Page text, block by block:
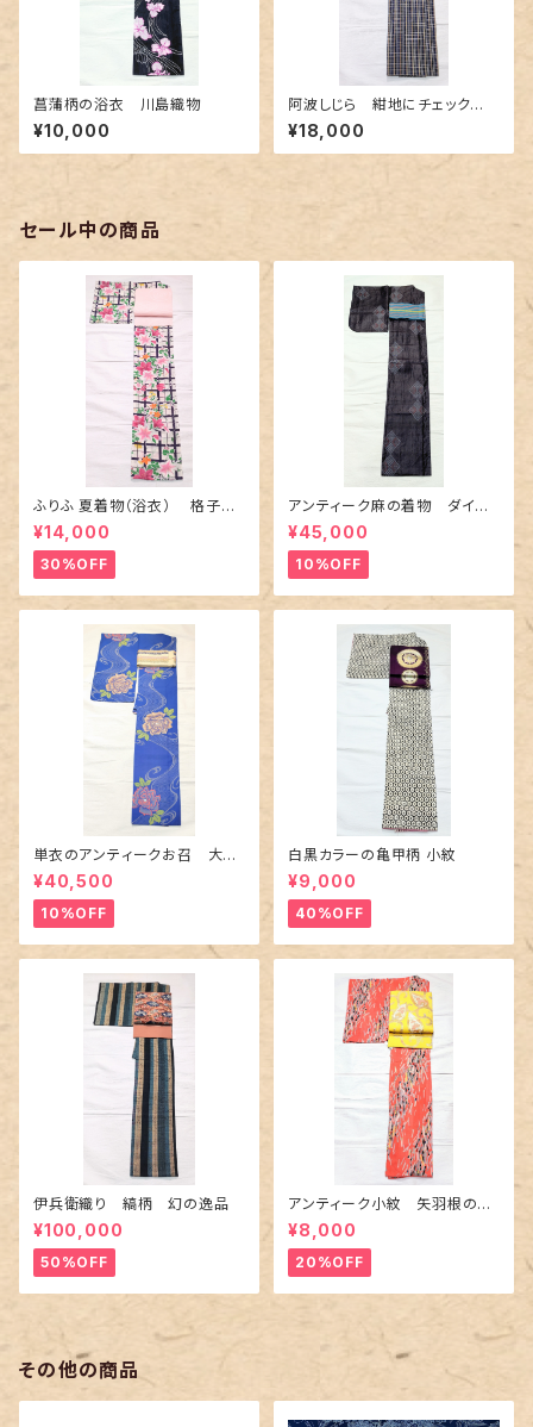
菖蒲柄の浴衣 川島織物
¥10,000
阿波しじら 紺地にチェック
柄〜赤色とクリーム色〜
¥18,000
セール中の商品
ふりふ 夏着物（浴衣） 格子に
百合や秋草花
¥14,000
30%OFF
アンティーク麻の着物 ダイヤ
に市松柄の上布
¥45,000
10%OFF
単衣のアンティークお召 大輪
の薔薇柄柄
¥40,500
10%OFF
白黒カラーの亀甲柄 小紋
¥9,000
40%OFF
伊兵衛織り 縞柄 幻の逸品
¥100,000
50%OFF
アンティーク小紋 矢羽根の地
紋に短冊柄 裄６６cm
¥8,000
20%OFF
その他の商品